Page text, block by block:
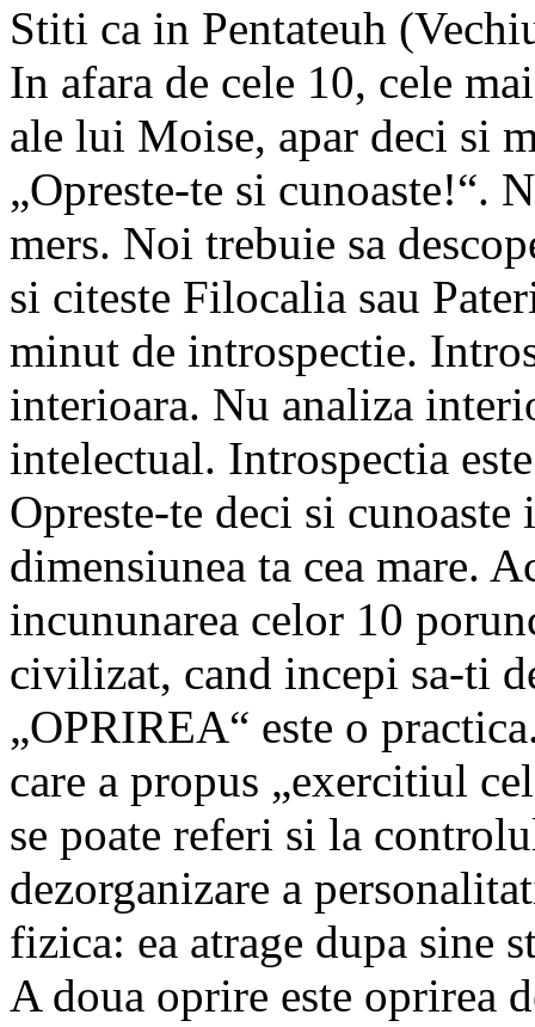
Stiti ca in Pentateuh
In afara de cele 10, cele
ale lui Moise, apar deci si
„Opreste-te si cunoaste!“.
mers. Noi trebuie sa
si citeste Filocalia sau
minut de introspectie.
interioara. Nu analiza
intelectual. Introspectia
Opreste-te deci si
dimensiunea ta cea mare.
incununarea celor 10
civilizat, cand incepi sa-ti
„OPRIREA“ este o
care a propus „exercitiul
se poate referi si la
dezorganizare a
fizica: ea atrage dupa
A doua oprire este oprirea